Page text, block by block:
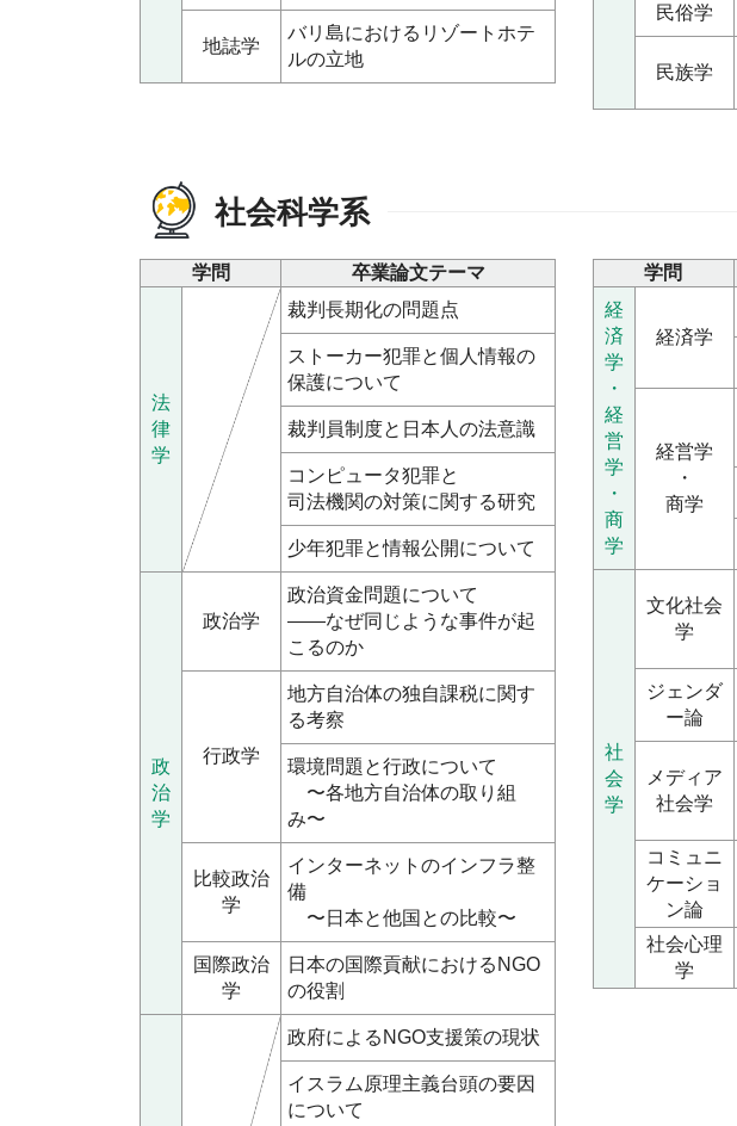
地誌学
バリ島におけるリゾートホテ
ルの立地
民俗学
民族学
社会科学系
学問 卒業論文テーマ
法
律
学
裁判長期化の問題点
ストーカー犯罪と個人情報の
保護について
裁判員制度と日本人の法意識
コンピュータ犯罪と
司法機関の対策に関する研究
少年犯罪と情報公開について
政
治
学
政治学
政治資金問題について
――なぜ同じような事件が起
こるのか
行政学
地方自治体の独自課税に関す
る考察
環境問題と行政について
〜各地方自治体の取り組
み〜
比較政治
学
インターネットのインフラ整
備
〜日本と他国との比較〜
国際政治
学
日本の国際貢献におけるNGO
の役割
政府によるNGO支援策の現状
イスラム原理主義台頭の要因
について
学問
経
済
学
・
経
営
学
・
商
学
経済学
経営学
・
商学
社
会
学
文化社会
学
ジェンダ
ー論
メディア
社会学
コミュニ
ケーショ
ン論
社会心理
学